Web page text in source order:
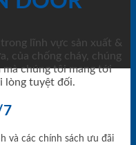
lĩnh vực sản xuất &
của chống cháy, chúng
chúng tôi mang tới
lòng tuyệt đối.
7
và các chính sách ưu đãi